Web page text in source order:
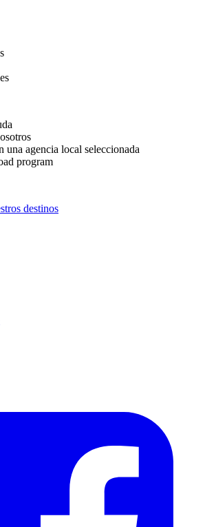
una agencia local seleccionada
program
destinos